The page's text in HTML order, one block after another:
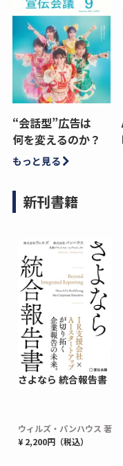
“会話型”広告は
何を変えるのか？
もっと見る
新刊書籍
さよなら 統合報告書
ウィルズ・パンハウス 著
¥ 2,200円（税込）